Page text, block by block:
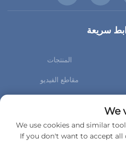
سريعة
المنتجات
مقاطع الفيديو
الأخبار الخاصة بنا
We
We use cookies and similar
If you don't want to accept all